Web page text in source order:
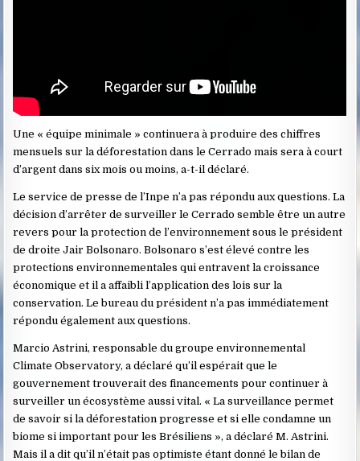
Une « équipe minimale » continuera à produire des chiffres
mensuels sur la déforestation dans le Cerrado mais sera à court
d’argent dans six mois ou moins, a-t-il déclaré.
Le service de presse de l’Inpe n’a pas répondu aux questions. La
décision d’arrêter de surveiller le Cerrado semble être un autre
revers pour la protection de l’environnement sous le président
de droite Jair Bolsonaro. Bolsonaro s’est élevé contre les
protections environnementales qui entravent la croissance
économique et il a affaibli l’application des lois sur la
conservation. Le bureau du président n’a pas immédiatement
répondu également aux questions.
Marcio Astrini, responsable du groupe environnemental
Climate Observatory, a déclaré qu’il espérait que le
gouvernement trouverait des financements pour continuer à
surveiller un écosystème aussi vital. « La surveillance permet
de savoir si la déforestation progresse et si elle condamne un
biome si important pour les Brésiliens », a déclaré M. Astrini.
Mais il a dit qu’il n’était pas optimiste étant donné le bilan de